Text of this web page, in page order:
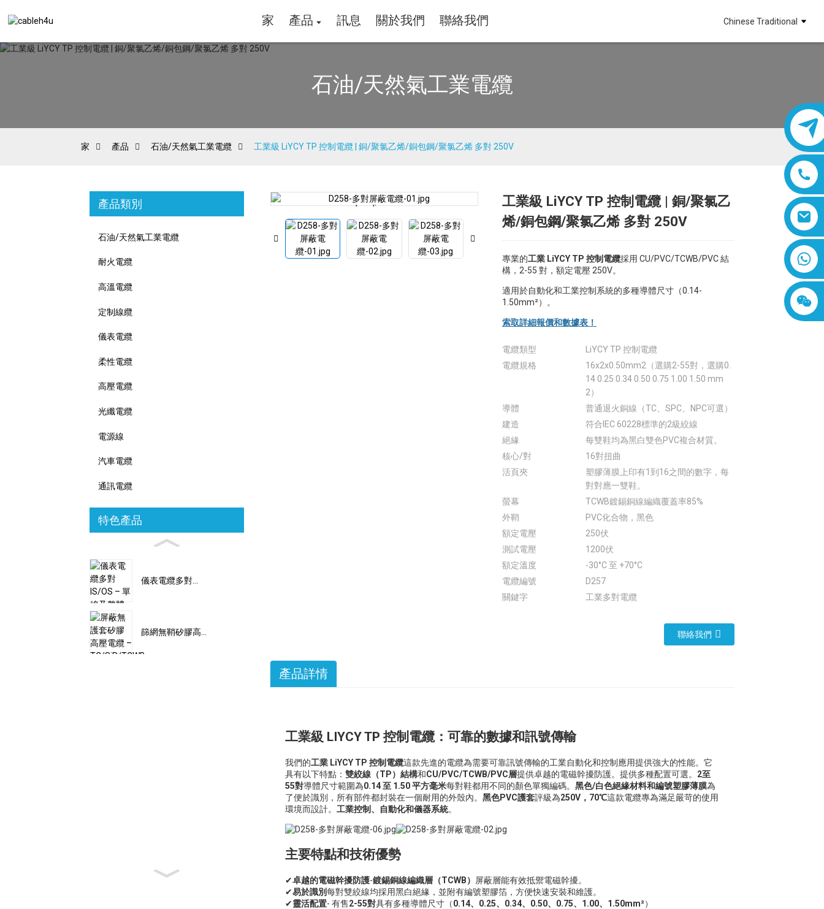
家 產品 訊息 關於我們 聯絡我們 Chinese Traditional
8618019377761
石油/天然氣工業電纜
家 產品 石油/天然氣工業電纜 工業級 LiYCY TP 控制電纜 | 銅/聚氯乙烯/銅包鋼/聚氯乙烯 多對 250V
產品類別
石油/天然氣工業電纜
耐火電纜
高溫電纜
定制線纜
儀表電纜
柔性電纜
高壓電纜
光纖電纜
電源線
汽車電纜
通訊電纜
特色產品
儀表電纜多對...
篩網無鞘矽膠高...
Loading...
Loading... Loading...
Loading... Loading...
Loading... Loading...
Loading...
工業級 LiYCY TP 控制電纜 | 銅/聚氯乙
烯/銅包鋼/聚氯乙烯 多對 250V
專業的工業 LiYCY TP 控制電纜採用 CU/PVC/TCWB/PVC 結
構，2-55 對，額定電壓 250V。
適用於自動化和工業控制系統的多種導體尺寸（0.14-
1.50mm²）。
索取詳細報價和數據表！
電纜類型
LiYCY TP 控制電纜
電纜規格
16x2x0.50mm2（選購2-55對，選購0.
14 0.25 0.34 0.50 0.75 1.00 1.50 mm
2）
導體
普通退火銅線（TC、SPC、NPC可選）
建造
符合IEC 60228標準的2級絞線
絕緣
每雙鞋均為黑白雙色PVC複合材質。
核心/對
16對扭曲
活頁夾
塑膠薄膜上印有1到16之間的數字，每
對對應一雙鞋。
螢幕
TCWB鍍錫銅線編織覆蓋率85%
外鞘
PVC化合物，黑色
額定電壓
250伏
測試電壓
1200伏
額定溫度
-30°C 至 +70°C
電纜編號
D257
關鍵字
工業多對電纜
聯絡我們
產品詳情
工業級 LIYCY TP 控制電纜：可靠的數據和訊號傳輸
我們的工業 LiYCY TP 控制電纜這款先進的電纜為需要可靠訊號傳輸的工業自動化和控制應用提供強大的性能。它
具有以下特點： 雙絞線（TP）結構和CU/PVC/TCWB/PVC層提供卓越的電磁幹擾防護。提供多種配置可選。 2至
55對導體尺寸範圍為0.14 至 1.50 平方毫米每對鞋都用不同的顏色單獨編碼。 黑色/白色絕緣材料和編號塑膠薄膜為
了便於識別，所有部件都封裝在一個耐用的外殼內。 黑色PVC護套評級為250V，70℃這款電纜專為滿足嚴苛的使用
環境而設計。 工業控制、自動化和儀器系統。
主要特點和技術優勢
✔卓越的電磁幹擾防護-鍍錫銅線編織層（TCWB）
屏蔽層能有效抵禦電磁幹擾。
✔易於識別每對雙絞線均採用黑白絕緣，並附有編號塑膠箔，方便快速安裝和維護。
✔靈活配置- 有售2-55對具有多種導體尺寸（0.14、0.25、0.34、0.50、0.75、1.00、1.50mm²）